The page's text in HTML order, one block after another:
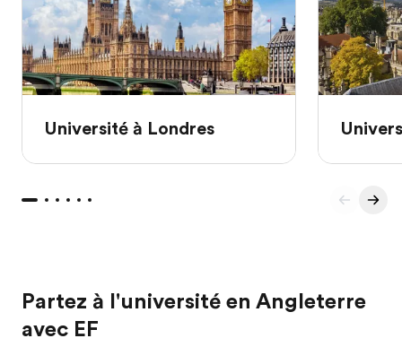
Université à Londres
Partez à l'université en Angleterre
avec EF